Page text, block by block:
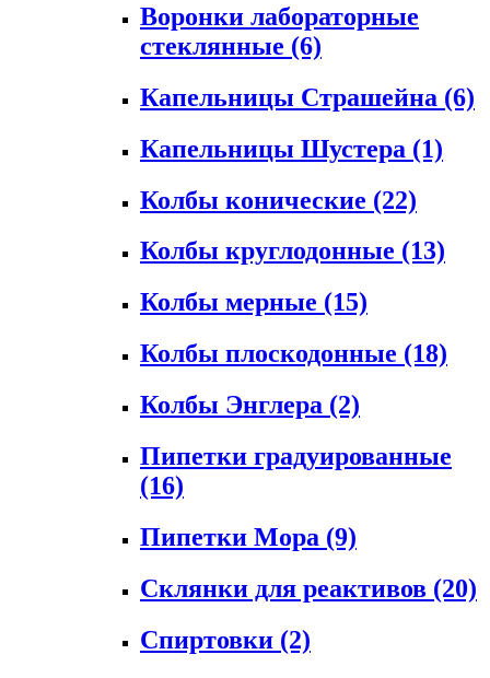
Воронки лабораторные
стеклянные (6)
Капельницы Страшейна (6)
Капельницы Шустера (1)
Колбы конические (22)
Колбы круглодонные (13)
Колбы мерные (15)
Колбы плоскодонные (18)
Колбы Энглера (2)
Пипетки градуированные
(16)
Пипетки Мора (9)
Склянки для реактивов (20)
Спиртовки (2)